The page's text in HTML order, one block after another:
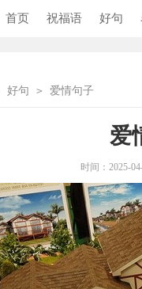
首页 祝福语 好句
好句 > 爱情句子
爱
时间：2025-